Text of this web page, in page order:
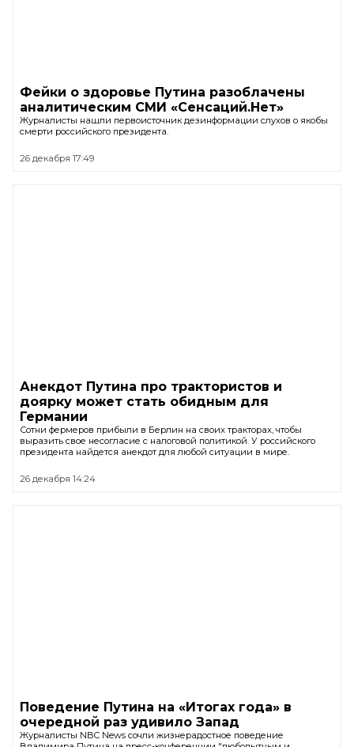
Фейки о здоровье Путина разоблачены
аналитическим СМИ «Сенсаций.Нет»
Журналисты нашли первоисточник дезинформации слухов о якобы
смерти российского президента.
26 декабря 17:49
Анекдот Путина про трактористов и
доярку может стать обидным для
Германии
Сотни фермеров прибыли в Берлин на своих тракторах, чтобы
выразить свое несогласие с налоговой политикой. У российского
президента найдется анекдот для любой ситуации в мире.
26 декабря 14:24
Поведение Путина на «Итогах года» в
очередной раз удивило Запад
Журналисты NBC News сочли жизнерадостное поведение